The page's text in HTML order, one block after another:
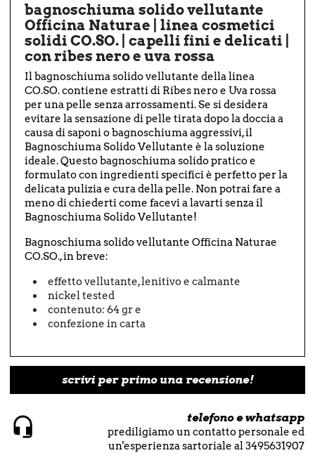
bagnoschiuma solido vellutante
Officina Naturae | linea cosmetici
solidi CO.SO. | capelli fini e delicati |
con ribes nero e uva rossa
Il bagnoschiuma solido vellutante della linea
CO.SO. contiene estratti di Ribes nero e Uva rossa
per una pelle senza arrossamenti. Se si desidera
evitare la sensazione di pelle tirata dopo la doccia a
causa di saponi o bagnoschiuma aggressivi, il
Bagnoschiuma Solido Vellutante è la soluzione
ideale. Questo bagnoschiuma solido pratico e
formulato con ingredienti specifici è perfetto per la
delicata pulizia e cura della pelle. Non potrai fare a
meno di chiederti come facevi a lavarti senza il
Bagnoschiuma Solido Vellutante!
Bagnoschiuma solido vellutante Officina Naturae
CO.SO., in breve:
effetto vellutante, lenitivo e calmante
nickel tested
contenuto: 64 gr e
confezione in carta
scrivi per primo una recensione!
telefono e whatsapp
prediligiamo un contatto personale ed
un'esperienza sartoriale al 3495631907